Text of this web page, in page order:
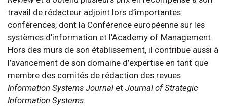
travail de rédacteur adjoint lors d’importantes
conférences, dont la Conférence européenne sur les
systèmes d’information et l’Academy of Management.
Hors des murs de son établissement, il contribue aussi à
l’avancement de son domaine d’expertise en tant que
membre des comités de rédaction des revues
Information Systems Journal et Journal of Strategic
Information Systems.